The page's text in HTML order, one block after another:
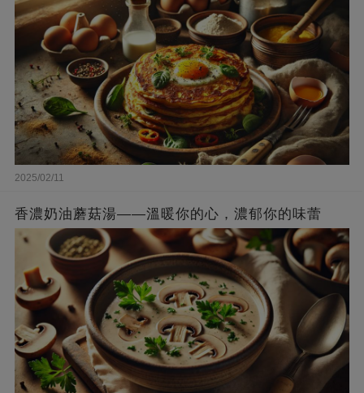
2025/02/11
香濃奶油蘑菇湯——溫暖你的心，濃郁你的味蕾